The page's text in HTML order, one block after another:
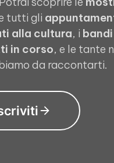
tutti gli
alla cultura, i bandi
in corso, e le tante
da raccontarti.